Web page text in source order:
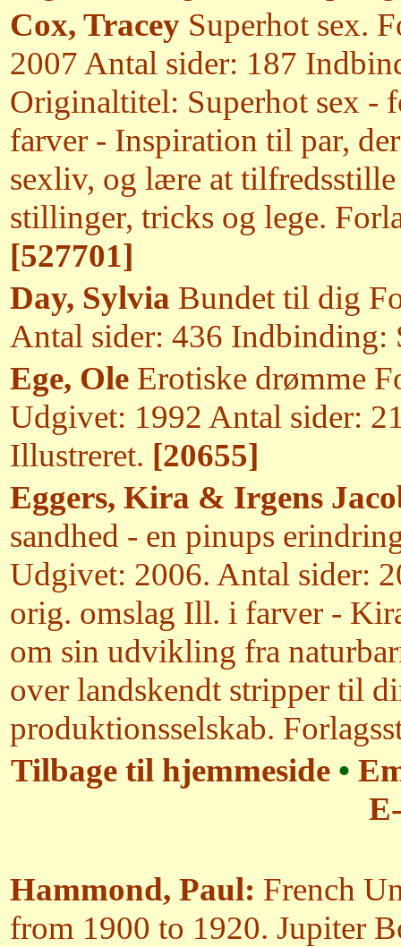
Cox, Tracey Superhot sex.
2007 Antal sider: 187
Originaltitel: Superhot sex -
farver - Inspiration til par,
sexliv, og lære at
stillinger, tricks og lege.
[527701]
Day, Sylvia Bundet til dig
Antal sider: 436 Indbinding:
Ege, Ole Erotiske drømme
Udgivet: 1992 Antal sider:
Illustreret. [20655]
Eggers, Kira & Irgens
sandhed - en pinups
Udgivet: 2006. Antal sider:
orig. omslag Ill. i farver -
om sin udvikling fra
over landskendt stripper til
produktionsselskab.
Tilbage til hjemmeside •
Hammond, Paul: French
from 1900 to 1920. Jupiter